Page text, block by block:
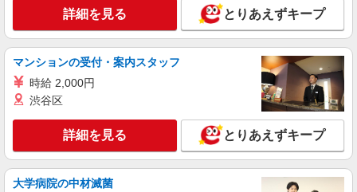
詳細を見る とりあえずキープ
マンションの受付・案内スタッフ
時給 2,000円
渋谷区
詳細を見る とりあえずキープ
大学病院の中材滅菌